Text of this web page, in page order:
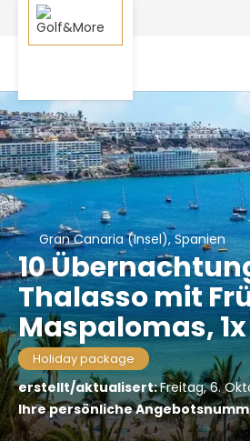
Gran Canaria (Insel), Spanien
10
Thalasso mit
Maspalomas,
Holiday package
erstellt/aktualisert:Freitag, 6.
Ihre persönliche